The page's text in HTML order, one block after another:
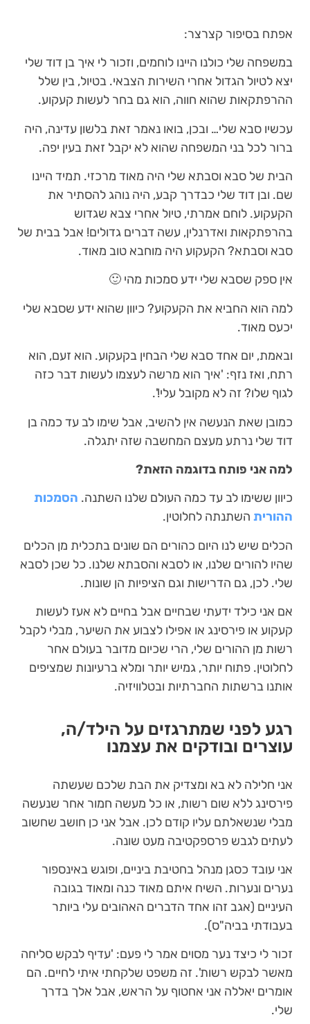
אפתח בסיפור קצרצר:
במשפחה שלי כולנו היינו לוחמים, וזכור לי איך בן דוד שלי
יצא לטיול הגדול אחרי השירות הצבאי. בטיול, בין שלל
ההרפתקאות שהוא חווה, הוא גם בחר לעשות קעקוע.
עכשיו סבא שלי… ובכן, בואו נאמר זאת בלשון עדינה, היה
ברור לכל בני המשפחה שהוא לא יקבל זאת בעין יפה.
הבית של סבא וסבתא שלי היה מאוד מרכזי. תמיד היינו
שם. ובן דוד שלי כבדרך קבע, היה נוהג להסתיר את
הקעקוע. לוחם אמרתי, טיול אחרי צבא שגדוש
בהרפתקאות ואדרנלין, עשה דברים גדולים! אבל בבית של
סבא וסבתא? הקעקוע היה מוחבא טוב מאוד.
אין ספק שסבא שלי ידע סמכות מהי 🙂
למה הוא החביא את הקעקוע? כיוון שהוא ידע שסבא שלי
יכעס מאוד.
ובאמת, יום אחד סבא שלי הבחין בקעקוע. הוא זעם, הוא
רתח, ואז נזף: 'איך הוא מרשה לעצמו לעשות דבר כזה
לגוף שלו? זה לא מקובל עלי!'.
כמובן שאת הנעשה אין להשיב, אבל שימו לב עד כמה בן
דוד שלי נרתע מעצם המחשבה שזה יתגלה.
למה אני פותח בדוגמה הזאת?
כיוון ששימו לב עד כמה העולם שלנו השתנה. הסמכות
ההורית השתנתה לחלוטין.
הכלים שיש לנו היום כהורים הם שונים בתכלית מן הכלים
שהיו להורים שלנו, או לסבא והסבתא שלנו. כל שכן לסבא
שלי. לכן, גם הדרישות וגם הציפיות הן שונות.
אם אני כילד ידעתי שבחיים אבל בחיים לא אעז לעשות
קעקוע או פירסינג או אפילו לצבוע את השיער, מבלי לקבל
רשות מן ההורים שלי, הרי שכיום מדובר בעולם אחר
לחלוטין. פתוח יותר, גמיש יותר ומלא ברעיונות שמציפים
אותנו ברשתות החברתיות ובטלוויזיה.
רגע לפני שמתרגזים על הילד/ה,
עוצרים ובודקים את עצמנו
אני חלילה לא בא ומצדיק את הבת שלכם שעשתה
פירסינג ללא שום רשות, או כל מעשה חמור אחר שנעשה
מבלי שנשאלתם עליו קודם לכן. אבל אני כן חושב שחשוב
לעתים לגבש פרספקטיבה מעט שונה.
אני עובד כסגן מנהל בחטיבת ביניים, ופוגש באינספור
נערים ונערות. השיח איתם מאוד כנה ומאוד בגובה
העיניים (אגב זהו אחד הדברים האהובים עלי ביותר
בעבודתי בביה"ס).
זכור לי כיצד נער מסוים אמר לי פעם: 'עדיף לבקש סליחה
מאשר לבקש רשות'. זה משפט שלקחתי איתי לחיים. הם
אומרים יאללה אני אחטוף על הראש, אבל אלך בדרך
שלי.